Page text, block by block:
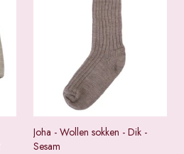
Joha - Wollen sokken - Dik -
Sesam